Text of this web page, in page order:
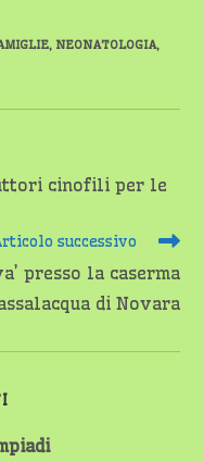
, NEONATOLOGIA,
cinofili per le
successivo
presso la caserma
di Novara